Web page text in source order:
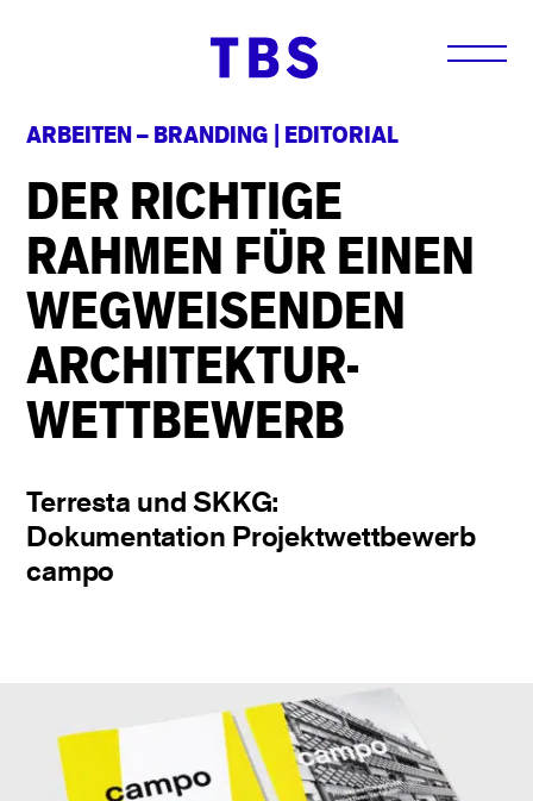
ARBEITEN – BRANDING | EDITORIAL
DER RICHTIGE
RAHMEN FÜR EINEN
WEGWEISENDEN
ARCHITEKTUR-
WETTBEWERB
Terresta und SKKG:
Dokumentation Projektwettbewerb
campo